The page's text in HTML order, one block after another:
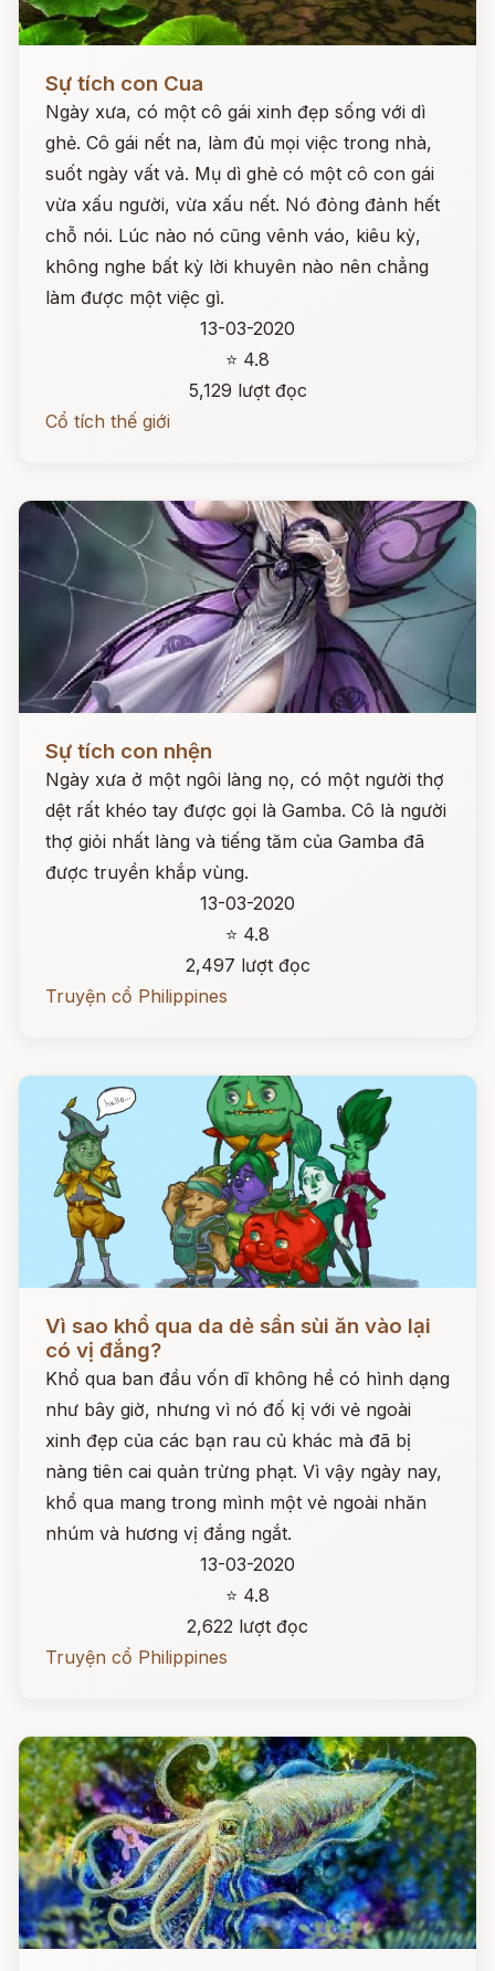
Sự tích con Cua
Ngày xưa, có một cô gái xinh đẹp sống với dì
ghẻ. Cô gái nết na, làm đủ mọi việc trong nhà,
suốt ngày vất vả. Mụ dì ghẻ có một cô con gái
vừa xấu người, vừa xấu nết. Nó đỏng đảnh hết
chỗ nói. Lúc nào nó cũng vênh váo, kiêu kỳ,
không nghe bất kỳ lời khuyên nào nên chẳng
làm được một việc gì.
13-03-2020
⭐ 4.8
5,129 lượt đọc
Cổ tích thế giới
Sự tích con nhện
Ngày xưa ở một ngôi làng nọ, có một người thợ
dệt rất khéo tay được gọi là Gamba. Cô là người
thợ giỏi nhất làng và tiếng tăm của Gamba đã
được truyền khắp vùng.
13-03-2020
⭐ 4.8
2,497 lượt đọc
Truyện cổ Philippines
Vì sao khổ qua da dẻ sần sùi ăn vào lại
có vị đắng?
Khổ qua ban đầu vốn dĩ không hề có hình dạng
như bây giờ, nhưng vì nó đố kị với vẻ ngoài
xinh đẹp của các bạn rau củ khác mà đã bị
nàng tiên cai quản trừng phạt. Vì vậy ngày nay,
khổ qua mang trong mình một vẻ ngoài nhăn
nhúm và hương vị đắng ngắt.
13-03-2020
⭐ 4.8
2,622 lượt đọc
Truyện cổ Philippines